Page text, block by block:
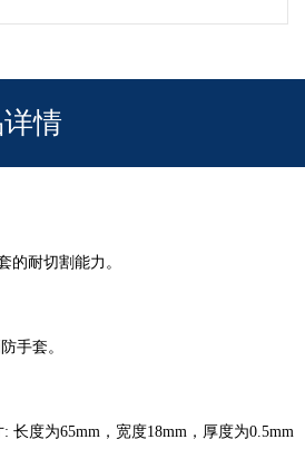
情
的耐切割能力。
手套。
长度为65mm，宽度18mm，厚度为0.5mm